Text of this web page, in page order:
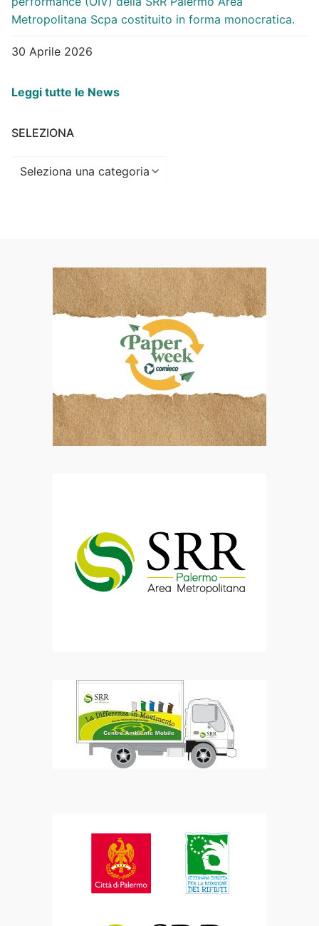
Metropolitana Scpa costituito in forma monocratica.
30 Aprile 2026
Leggi tutte le News
SELEZIONA
Seleziona